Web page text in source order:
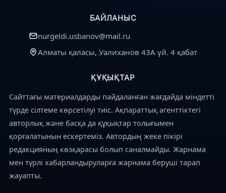
БАЙЛАНЫС
nurgeldi.usbanov@mail.ru
Алматы қаласы, Уәлиханов 43А үй. 4 қабат
ҚҰҚЫҚТАР
Сайттағы материалдарды пайдаланған жағдайда міндетті
түрде сілтеме көрсетілуі тиіс. Ақпараттық агенттіктегі
авторлық және басқа да құқықтар толығымен
қорғалатынын ескертеміз. Автордың жеке пікірі
редакцияның көзқарасы болып саналмайды. Жарнама
мен түрлі хабарландыруларға жарнама беруші тарап
жауапты.